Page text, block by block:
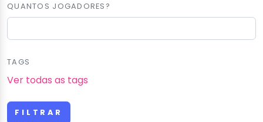
QUANTOS JOGADORES?
TAGS
Ver todas as tags